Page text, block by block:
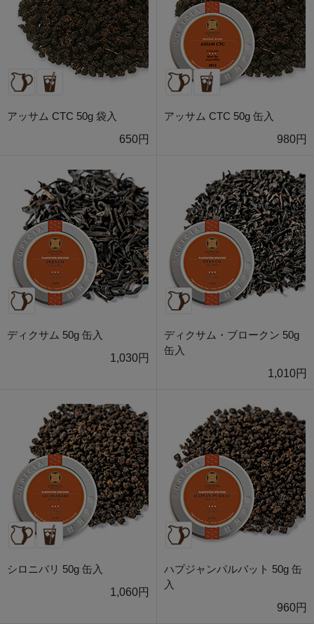
アッサム CTC 50g 袋入
650円
アッサム CTC 50g 缶入
980円
ディクサム 50g 缶入
1,030円
ディクサム・ブロークン 50g
缶入
1,010円
シロニバリ 50g 缶入
1,060円
ハプジャンパルバット 50g 缶
入
960円